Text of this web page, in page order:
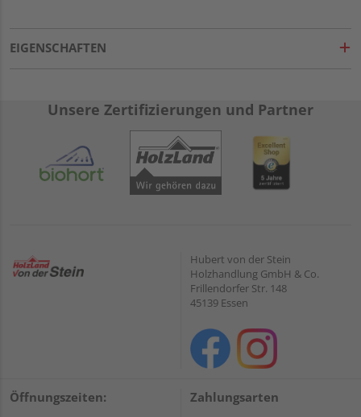
EIGENSCHAFTEN
Unsere Zertifizierungen und Partner
Hubert von der Stein
Holzhandlung GmbH & Co.
Frillendorfer Str. 148
45139 Essen
Öffnungszeiten: Zahlungsarten